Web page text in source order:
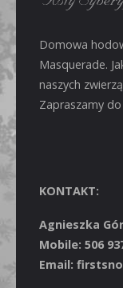
Domowa
Masquerade.
naszych
Zapraszamy
KONTAKT:
Agnieszka
Mobile: 506
Email: